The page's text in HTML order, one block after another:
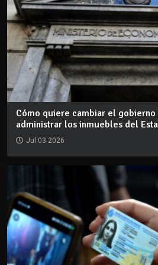
Cómo quiere cambiar el
administrar los inmuebles del
Jul 03 2026